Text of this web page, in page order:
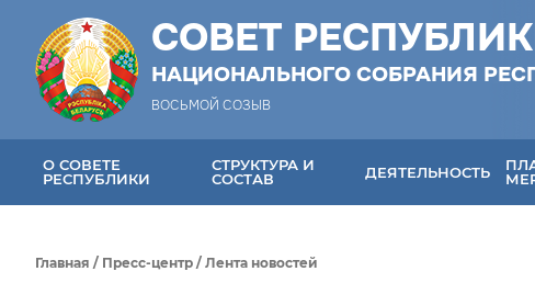
СОВЕТ
НАЦИОНАЛЬНОГО СОБРАНИЯ
ВОСЬМОЙ СОЗЫВ
О СОВЕТЕ
РЕСПУБЛИКИ
СТРУКТУРА И
СОСТАВ
ДЕЯТЕЛЬНОСТЬ
Главная / Пресс-центр / Лента новостей